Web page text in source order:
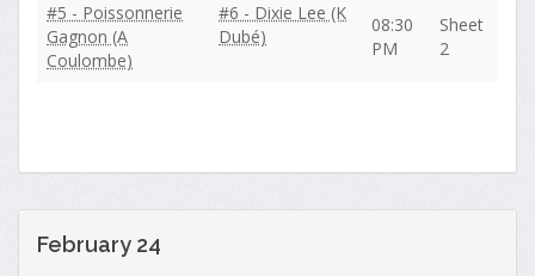
#5 - Poissonnerie
Gagnon (A
Coulombe)
#6 - Dixie Lee (K
Dubé)
08:30
PM
Sheet
2
February 24